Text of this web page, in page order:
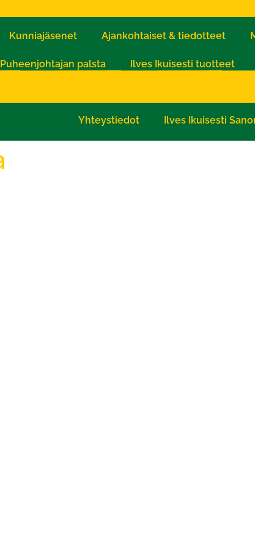
Kunniajäsenet Ajankohtaiset & tiedotteet
Puheenjohtajan palsta Ilves Ikuisesti tuotteet
Yhteystiedot Ilves Ikuisesti